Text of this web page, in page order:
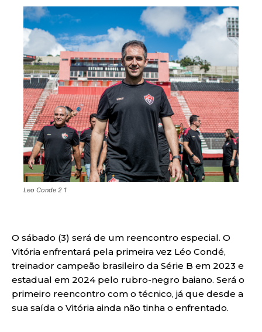
Leo Conde 2 1
O sábado (3) será de um reencontro especial. O
Vitória enfrentará pela primeira vez Léo Condé,
treinador campeão brasileiro da Série B em 2023 e
estadual em 2024 pelo rubro-negro baiano. Será o
primeiro reencontro com o técnico, já que desde a
sua saída o Vitória ainda não tinha o enfrentado.